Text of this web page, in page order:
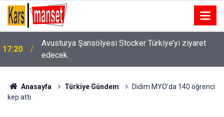
17:12
Miran: "Memur ve emekli 3600 ek gösterge kararını
bekliyor"
Anasayfa Türkiye Gündem
Didim MYO’da 140 öğrenci
kep attı